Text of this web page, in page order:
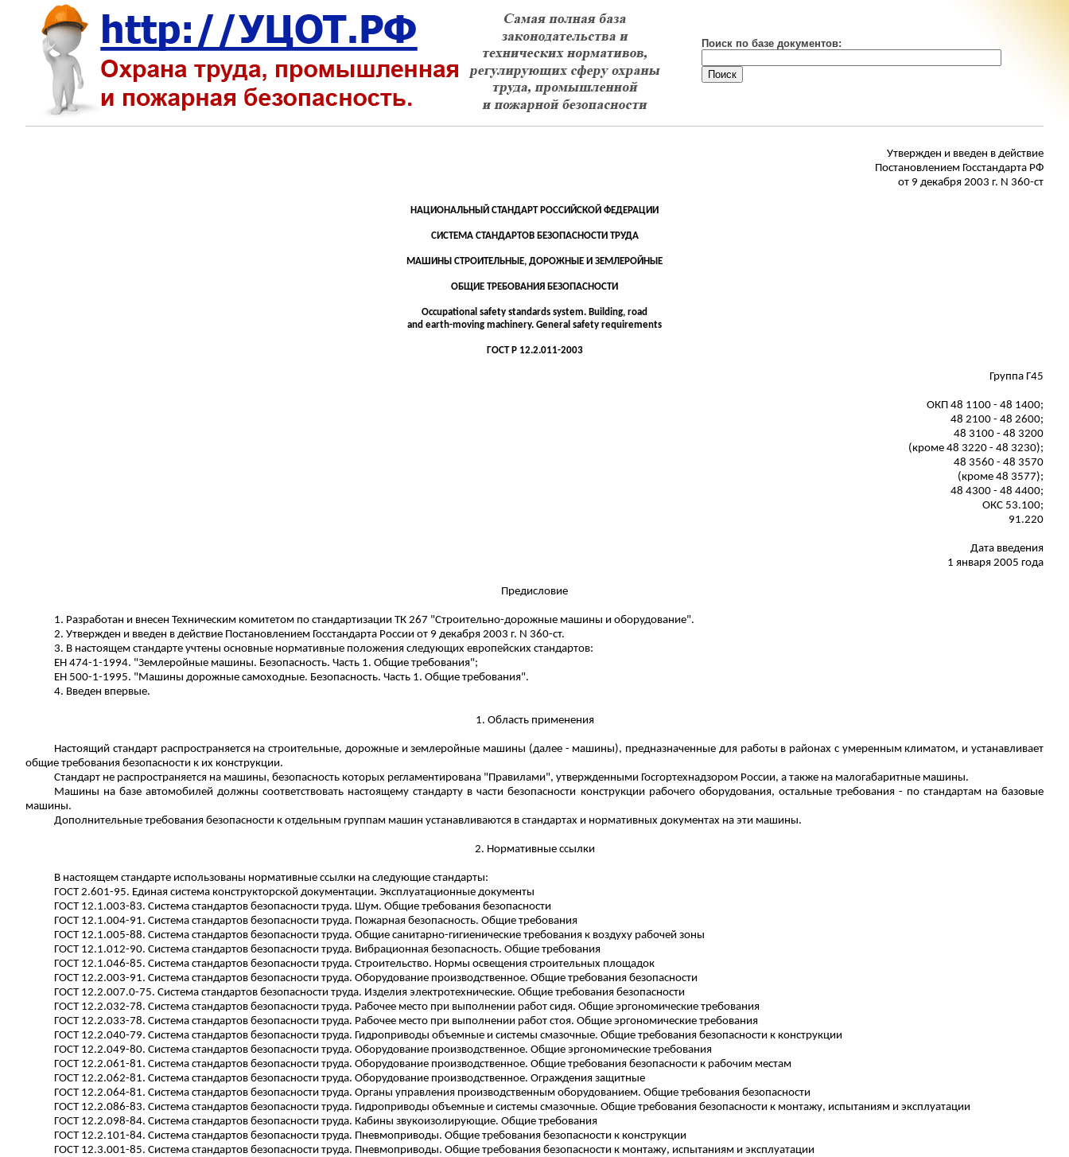
Поиск по базе документов:
Утвержден и введен в действие
Постановлением Госстандарта РФ
от 9 декабря 2003 г. N 360-ст
НАЦИОНАЛЬНЫЙ СТАНДАРТ РОССИЙСКОЙ ФЕДЕРАЦИИ
СИСТЕМА СТАНДАРТОВ БЕЗОПАСНОСТИ ТРУДА
МАШИНЫ СТРОИТЕЛЬНЫЕ, ДОРОЖНЫЕ И ЗЕМЛЕРОЙНЫЕ
ОБЩИЕ ТРЕБОВАНИЯ БЕЗОПАСНОСТИ
Occupational safety standards system. Building, road
and earth-moving machinery. General safety requirements
ГОСТ Р12.2.011-2003
Группа Г45
ОКП 48 1100 - 48 1400;
48 2100 - 48 2600;
48 3100 - 48 3200
(кроме 48 3220 - 48 3230);
48 3560 - 48 3570
(кроме 48 3577);
48 4300 - 48 4400;
ОКС 53.100;
91.220
Дата введения
1 января 2005 года
Предисловие
1. Разработан и внесен Техническим комитетом по стандартизации ТК 267 "Строительно-дорожные машины и оборудование".
2. Утвержден и введен в действие Постановлением Госстандарта России от 9 декабря 2003 г. N 360-ст.
3. В настоящем стандарте учтены основные нормативные положения следующих европейских стандартов:
ЕН 474-1-1994. "Землеройные машины. Безопасность. Часть 1. Общие требования";
ЕН 500-1-1995. "Машины дорожные самоходные. Безопасность. Часть 1. Общие требования".
4. Введен впервые.
1. Область применения
Настоящий стандарт распространяется на строительные, дорожные и землеройные машины (далее - машины), предназначенные для работы в районах с умеренным климатом, и устанавливает
общие требования безопасности к их конструкции.
Стандарт не распространяется на машины, безопасность которых регламентирована "Правилами", утвержденными Госгортехнадзором России, а также на малогабаритные машины.
Машины на базе автомобилей должны соответствовать настоящему стандарту в части безопасности конструкции рабочего оборудования, остальные требования - по стандартам на базовые
машины.
Дополнительные требования безопасности к отдельным группам машин устанавливаются в стандартах и нормативных документах на эти машины.
2. Нормативные ссылки
В настоящем стандарте использованы нормативные ссылки на следующие стандарты:
ГОСТ 2.601-95. Единая система конструкторской документации. Эксплуатационные документы
ГОСТ 12.1.003-83. Система стандартов безопасности труда. Шум. Общие требования безопасности
ГОСТ 12.1.004-91. Система стандартов безопасности труда. Пожарная безопасность. Общие требования
ГОСТ 12.1.005-88. Система стандартов безопасности труда. Общие санитарно-гигиенические требования к воздуху рабочей зоны
ГОСТ 12.1.012-90. Система стандартов безопасности труда. Вибрационная безопасность. Общие требования
ГОСТ 12.1.046-85. Система стандартов безопасности труда. Строительство. Нормы освещения строительных площадок
ГОСТ 12.2.003-91. Система стандартов безопасности труда. Оборудование производственное. Общие требования безопасности
ГОСТ 12.2.007.0-75. Система стандартов безопасности труда. Изделия электротехнические. Общие требования безопасности
ГОСТ 12.2.032-78. Система стандартов безопасности труда. Рабочее место при выполнении работ сидя. Общие эргономические требования
ГОСТ 12.2.033-78. Система стандартов безопасности труда. Рабочее место при выполнении работ стоя. Общие эргономические требования
ГОСТ 12.2.040-79. Система стандартов безопасности труда. Гидроприводы объемные и системы смазочные. Общие требования безопасности к конструкции
ГОСТ 12.2.049-80. Система стандартов безопасности труда. Оборудование производственное. Общие эргономические требования
ГОСТ 12.2.061-81. Система стандартов безопасности труда. Оборудование производственное. Общие требования безопасности к рабочим местам
ГОСТ 12.2.062-81. Система стандартов безопасности труда. Оборудование производственное. Ограждения защитные
ГОСТ 12.2.064-81. Система стандартов безопасности труда. Органы управления производственным оборудованием. Общие требования безопасности
ГОСТ 12.2.086-83. Система стандартов безопасности труда. Гидроприводы объемные и системы смазочные. Общие требования безопасности к монтажу, испытаниям и эксплуатации
ГОСТ 12.2.098-84. Система стандартов безопасности труда. Кабины звукоизолирующие. Общие требования
ГОСТ 12.2.101-84. Система стандартов безопасности труда. Пневмоприводы. Общие требования безопасности к конструкции
ГОСТ 12.3.001-85. Система стандартов безопасности труда. Пневмоприводы. Общие требования безопасности к монтажу, испытаниям и эксплуатации